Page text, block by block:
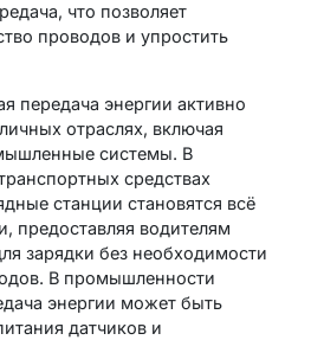
что позволяет
проводов и упростить
передача энергии активно
отраслях, включая
системы. В
средствах
станции становятся всё
предоставляя водителям
зарядки без необходимости
В промышленности
энергии может быть
датчиков и